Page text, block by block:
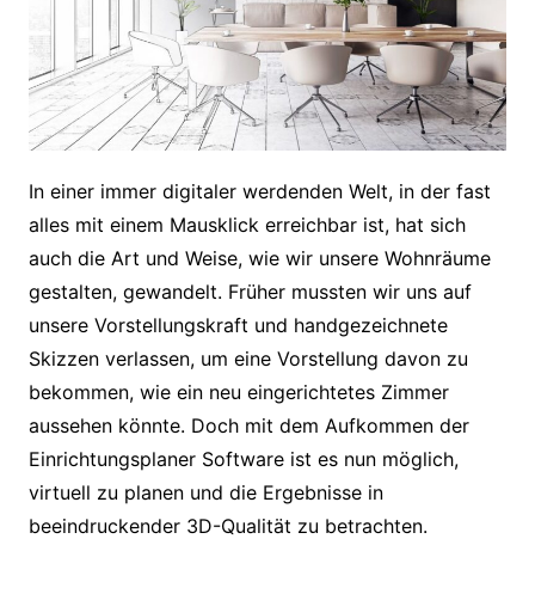
In einer immer digitaler werdenden Welt, in der fast
alles mit einem Mausklick erreichbar ist, hat sich
auch die Art und Weise, wie wir unsere Wohnräume
gestalten, gewandelt. Früher mussten wir uns auf
unsere Vorstellungskraft und handgezeichnete
Skizzen verlassen, um eine Vorstellung davon zu
bekommen, wie ein neu eingerichtetes Zimmer
aussehen könnte. Doch mit dem Aufkommen der
Einrichtungsplaner Software ist es nun möglich,
virtuell zu planen und die Ergebnisse in
beeindruckender 3D-Qualität zu betrachten.